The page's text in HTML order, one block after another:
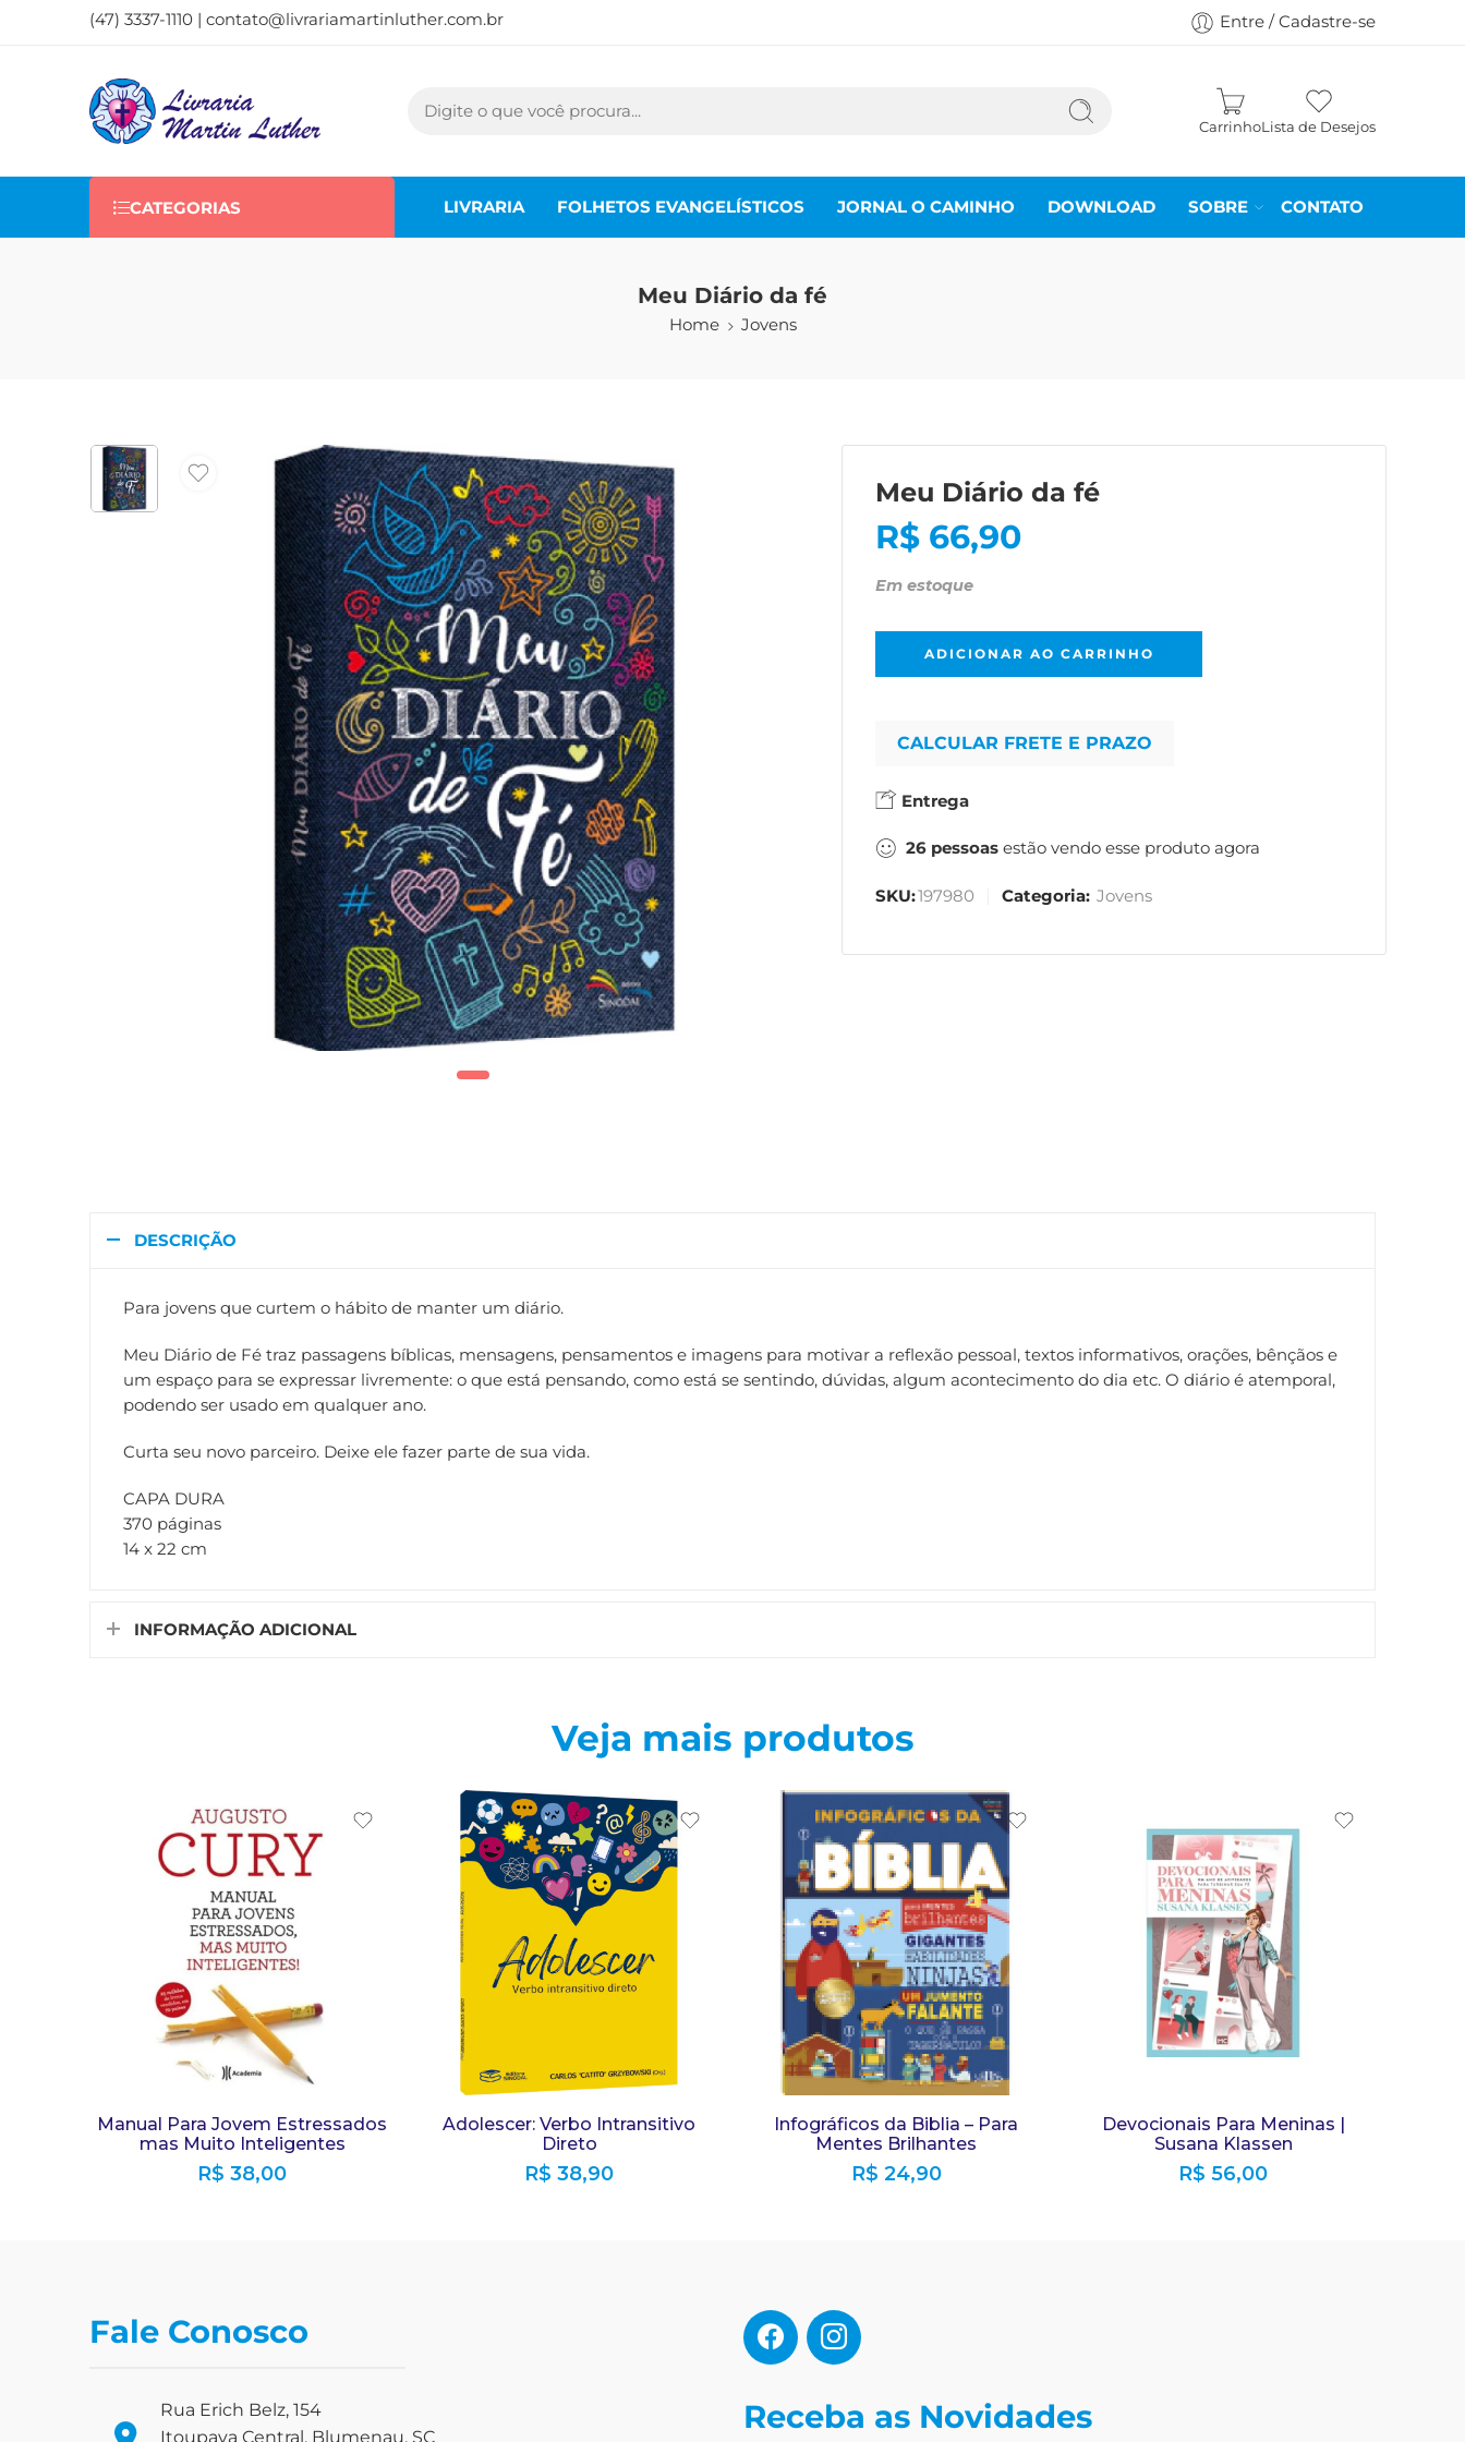
(47) 3337-1110 | contato@livrariamartinluther.com.br Entre / Cadastre-se
CarrinhoLista de Desejos
CATEGORIAS LIVRARIA FOLHETOS EVANGELÍSTICOS JORNAL O CAMINHO DOWNLOAD SOBRE CONTATO
Meu Diário da fé
Home Jovens
Meu Diário da fé
R$ 66,90
Em estoque
ADICIONAR AO CARRINHO
CALCULAR FRETE E PRAZO
Entrega
26 pessoas estão vendo esse produto agora
SKU:197980 Categoria: Jovens
DESCRIÇÃO
Para jovens que curtem o hábito de manter um diário.
Meu Diário de Fé traz passagens bíblicas, mensagens, pensamentos e imagens para motivar a reflexão pessoal, textos informativos, orações, bênçãos e
um espaço para se expressar livremente: o que está pensando, como está se sentindo, dúvidas, algum acontecimento do dia etc. O diário é atemporal,
podendo ser usado em qualquer ano.
Curta seu novo parceiro. Deixe ele fazer parte de sua vida.
CAPA DURA
370 páginas
14 x 22 cm
INFORMAÇÃO ADICIONAL
Veja mais produtos
Manual Para Jovem Estressados
mas Muito Inteligentes
R$ 38,00
Adolescer: Verbo Intransitivo
Direto
R$ 38,90
Infográficos da Biblia – Para
Mentes Brilhantes
R$ 24,90
Devocionais Para Meninas |
Susana Klassen
R$ 56,00
Fale Conosco
Rua Erich Belz, 154
Itoupava Central, Blumenau, SC
Receba as Novidades